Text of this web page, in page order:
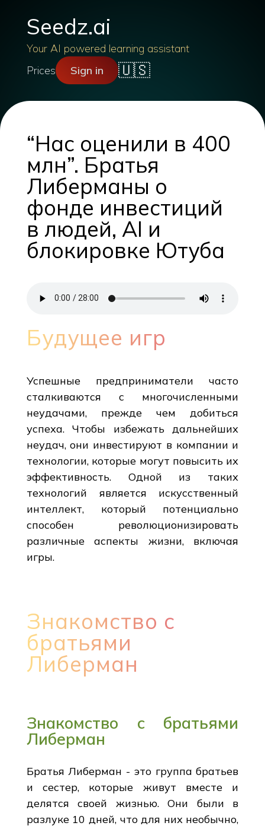
Seedz.ai
Your AI powered learning assistant
Prices
Sign in 🇺🇸
“Нас оценили в 400
млн”. Братья
Либерманы о
фонде инвестиций
в людей, AI и
блокировке Ютуба
Будущее игр
Успешные предприниматели часто
сталкиваются с многочисленными
неудачами, прежде чем добиться
успеха. Чтобы избежать дальнейших
неудач, они инвестируют в компании и
технологии, которые могут повысить их
эффективность. Одной из таких
технологий является искусственный
интеллект, который потенциально
способен революционизировать
различные аспекты жизни, включая
игры.
Знакомство с
братьями
Либерман
Знакомство с братьями
Либерман
Братья Либерман - это группа братьев
и сестер, которые живут вместе и
делятся своей жизнью. Они были в
разлуке 10 дней, что для них необычно,